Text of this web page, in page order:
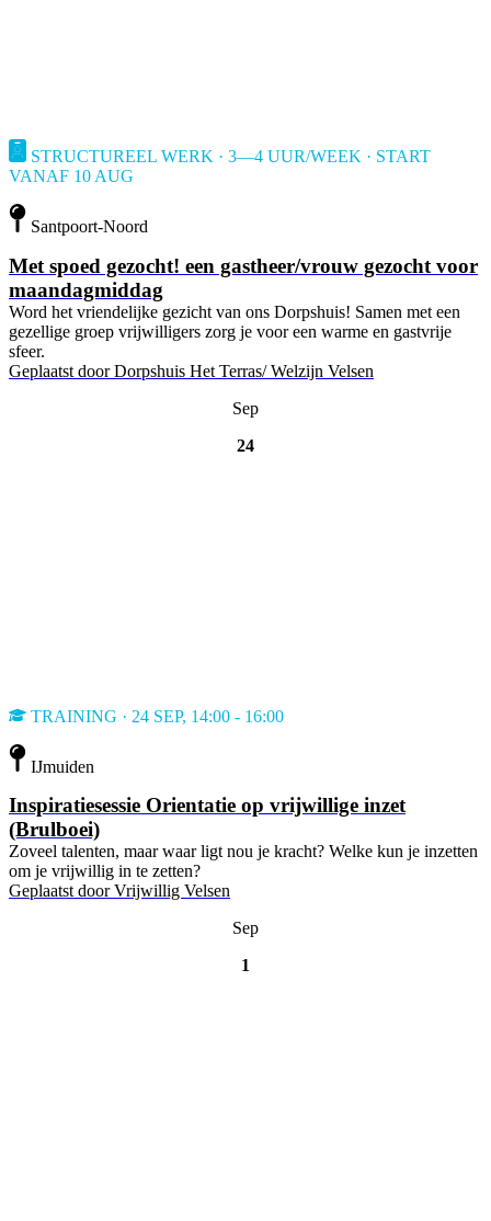
STRUCTUREEL WERK · 3—4 UUR/WEEK · START
VANAF 10 AUG
Santpoort-Noord
Met spoed gezocht! een gastheer/vrouw gezocht voor
maandagmiddag
Word het vriendelijke gezicht van ons Dorpshuis! Samen met een
gezellige groep vrijwilligers zorg je voor een warme en gastvrije
sfeer.
Geplaatst door Dorpshuis Het Terras/ Welzijn Velsen
Sep
24
TRAINING · 24 SEP, 14:00 - 16:00
IJmuiden
Inspiratiesessie Orientatie op vrijwillige inzet
(Brulboei)
Zoveel talenten, maar waar ligt nou je kracht? Welke kun je inzetten
om je vrijwillig in te zetten?
Geplaatst door Vrijwillig Velsen
Sep
1